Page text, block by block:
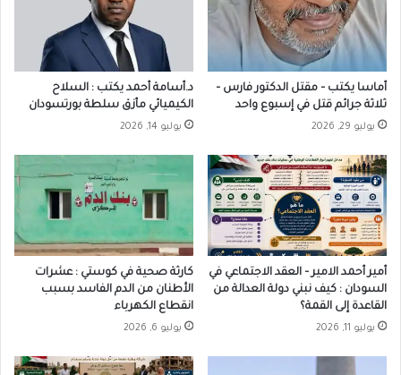
أماسا يكتب – مقتل الدكتور فارس –
ثلاثة جرائم قتل في إسبوع واحد
يوليو 29, 2026
د.أسامة أحمد يكتب : السلاح
الكيميائي مأزق سلطة بورتسودان
يوليو 14, 2026
أمير أحمد الامير – العقد الاجتماعي في
السودان : كيف نبني دولة العدالة من
القاعدة إلى القمة؟
يوليو 11, 2026
كارثة صحية في كوستي : عشرات
الأطنان من الدم الفاسد بسبب
انقطاع الكهرباء
يوليو 6, 2026